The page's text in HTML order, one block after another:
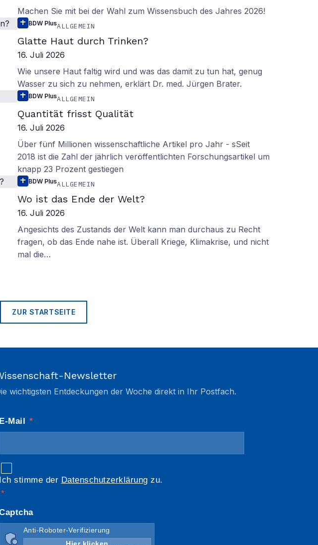
Machen Sie mit bei der Wahl zum Wissensbuch des Jahres 2026!
BDW PlusALLGEMEIN
Glatte Haut durch Trinken?
16. Juli 2026
Wie unsere Haut faltig wird und was das damit zu tun hat, genug
Wasser zu sich zu nehmen, erklärt Dr. med. Jürgen Brater.
BDW PlusALLGEMEIN
Quantität frisst Qualität
16. Juli 2026
Über fünf Millionen wissenschaftliche Artikel pro Jahr - sSeit
2018 ist die Zahl der jährlich veröffentlichten Forschungsartikel um
knapp 23 Prozent gestiegen
BDW PlusALLGEMEIN
Wo ist das Ende der Welt?
16. Juli 2026
Angesichts des Zustands der Welt kann man durchaus zu Recht
fragen, ob das Ende nahe ist. Überall Kriege, Klimakrise, und nicht
mal die…
ZUR STARTSEITE
Newsletter
wichtigsten Entdeckungen der Woche direkt in Ihr Postfach.